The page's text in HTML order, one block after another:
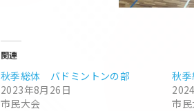
関連
秋季総体 バドミントンの部
2023年8月26日
市民大会
秋
市